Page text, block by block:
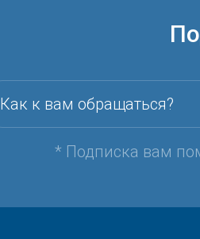
Как к вам обращаться?
* Подписка вам